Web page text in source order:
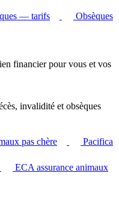
— tarifs
Obsèques
financier pour vous et vos
invalidité et obsèques
pas chère
Pacifica
ECA assurance animaux